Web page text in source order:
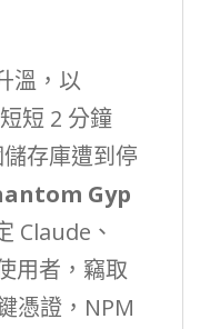
溫，以
短 2 分鐘
存庫遭到停
Gyp
Claude、
用者，竊取
憑證，NPM